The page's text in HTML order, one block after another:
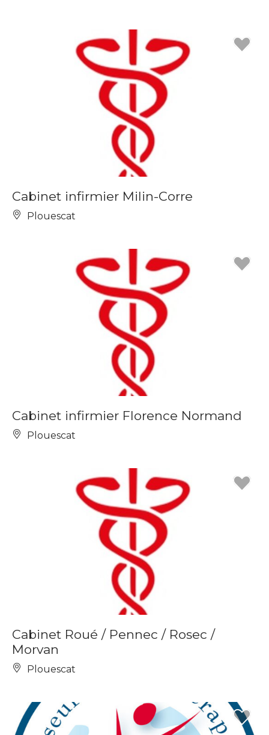
Cabinet infirmier Milin-Corre
Plouescat
Cabinet infirmier Florence Normand
Plouescat
Cabinet Roué / Pennec / Rosec /
Morvan
Plouescat